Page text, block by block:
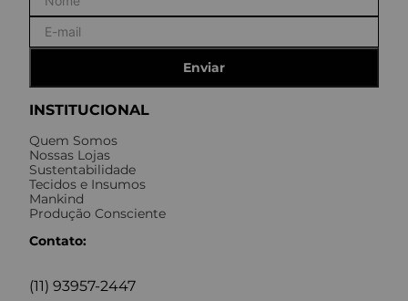
INSTITUCIONAL
Quem Somos
Nossas Lojas
Sustentabilidade
Tecidos e Insumos
Mankind
Produção Consciente
Contato:
(11) 93957-2447
Enviar